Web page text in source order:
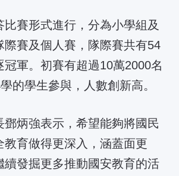
賽形式進行，分為小學組及
際賽及個人賽，隊際賽共有54
冠軍。初賽有超過10萬2000名
的學生參與，人數創新高。
鄧炳強表示，希望能夠將國民
教育做得更深入，涵蓋面更
續發掘更多推動國安教育的活